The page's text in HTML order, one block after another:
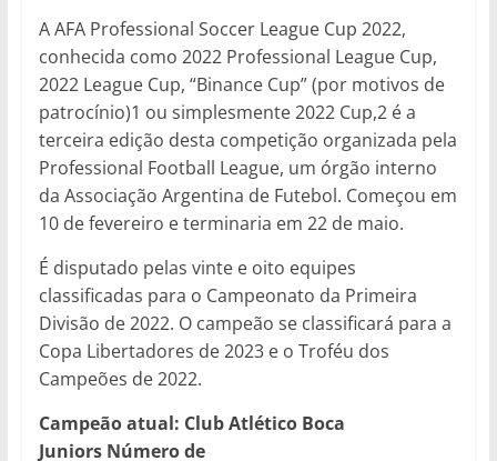
A AFA Professional Soccer League Cup 2022,
conhecida como 2022 Professional League Cup,
2022 League Cup, “Binance Cup” (por motivos de
patrocínio)1 ou simplesmente 2022 Cup,2 é a
terceira edição desta competição organizada pela
Professional Football League, um órgão interno
da Associação Argentina de Futebol. Começou em
10 de fevereiro e terminaria em 22 de maio.
É disputado pelas vinte e oito equipes
classificadas para o Campeonato da Primeira
Divisão de 2022. O campeão se classificará para a
Copa Libertadores de 2023 e o Troféu dos
Campeões de 2022.
Campeão atual: Club Atlético Boca
Juniors Número de